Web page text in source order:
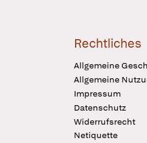
Rechtliches
Allgemeine
Allgemeine
Impressum
Datenschutz
Widerrufsrecht
Netiquette